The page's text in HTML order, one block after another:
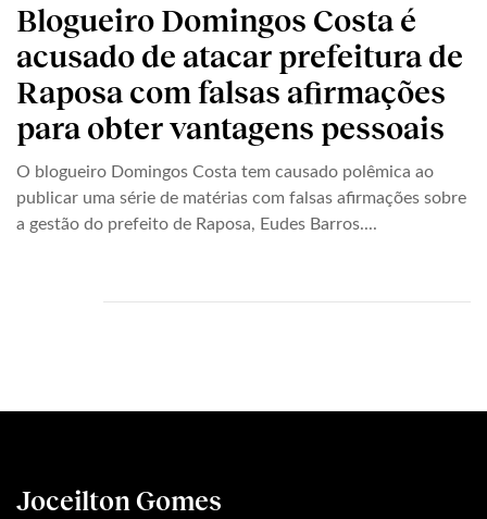
Blogueiro Domingos Costa é
acusado de atacar prefeitura de
Raposa com falsas afirmações
para obter vantagens pessoais
O blogueiro Domingos Costa tem causado polêmica ao
publicar uma série de matérias com falsas afirmações sobre
a gestão do prefeito de Raposa, Eudes Barros....
Joceilton Gomes